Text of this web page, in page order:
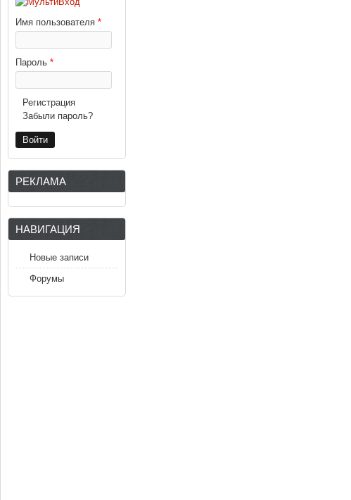
Имя пользователя *
Пароль *
Регистрация
Забыли пароль?
РЕКЛАМА
НАВИГАЦИЯ
Новые записи
Форумы